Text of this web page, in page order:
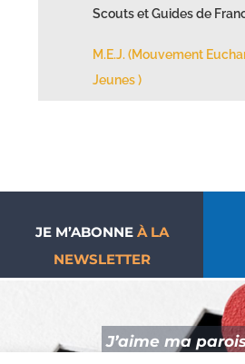
Scouts et Guides de
M.E.J. (Mouvement
Jeunes )
JE M’ABONNE À LA
NEWSLETTER
J’aime ma